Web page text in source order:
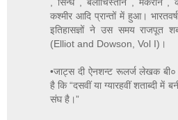
कश्मीर आदि प्रान्तों में हुआ।
इतिहासज्ञों ने उस समय राजपूत
(Elliot and Dowson, Vol I)।
•जाट्स दी ऐनशन्ट रूलर्ज लेखक
है कि “दसवीं या ग्यारहवीं शताब्दी में
संघ है।”